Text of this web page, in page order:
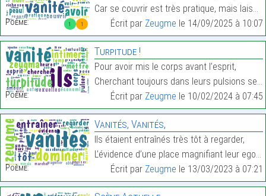
1 1
Poème:
Car se couvrir est très pratique, mais laisse voir…
Écrit par Zeugme le 14/09/2025 à 10:07
Poème:
Turpitude !
Pour avoir mis le corps avant l’esprit,
Cherchant toujours dans leurs pulsions sexuelles,…
Écrit par Zeugme le 10/02/2024 à 07:45
Poème:
Vanités, Vanités,
Ils étaient entraînés très tôt à regarder,
L’évidence d’une place magnifiant leur ego,…
Écrit par Zeugme le 13/03/2023 à 07:21